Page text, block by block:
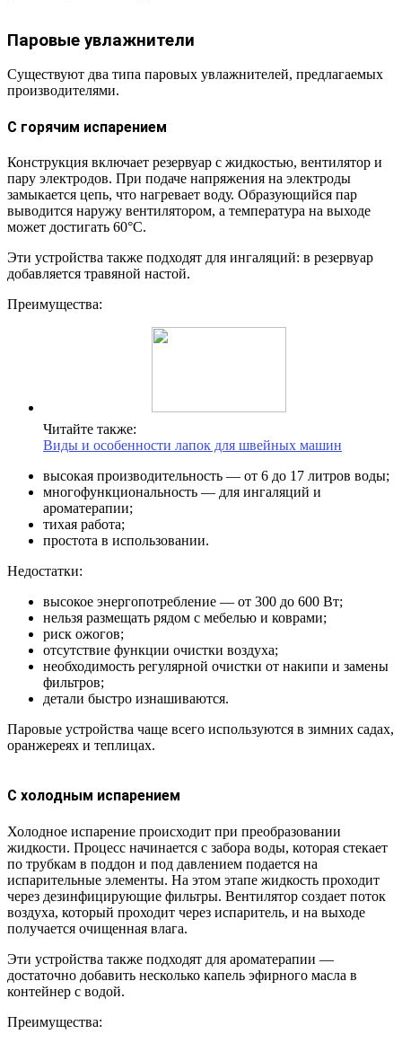
Паровые увлажнители
Существуют два типа паровых увлажнителей, предлагаемых
производителями.
С горячим испарением
Конструкция включает резервуар с жидкостью, вентилятор и
пару электродов. При подаче напряжения на электроды
замыкается цепь, что нагревает воду. Образующийся пар
выводится наружу вентилятором, а температура на выходе
может достигать 60°С.
Эти устройства также подходят для ингаляций: в резервуар
добавляется травяной настой.
Преимущества:
Читайте также:
Виды и особенности лапок для швейных машин
высокая производительность — от 6 до 17 литров воды;
многофункциональность — для ингаляций и
ароматерапии;
тихая работа;
простота в использовании.
Недостатки:
высокое энергопотребление — от 300 до 600 Вт;
нельзя размещать рядом с мебелью и коврами;
риск ожогов;
отсутствие функции очистки воздуха;
необходимость регулярной очистки от накипи и замены
фильтров;
детали быстро изнашиваются.
Паровые устройства чаще всего используются в зимних садах,
оранжереях и теплицах.
С холодным испарением
Холодное испарение происходит при преобразовании
жидкости. Процесс начинается с забора воды, которая стекает
по трубкам в поддон и под давлением подается на
испарительные элементы. На этом этапе жидкость проходит
через дезинфицирующие фильтры. Вентилятор создает поток
воздуха, который проходит через испаритель, и на выходе
получается очищенная влага.
Эти устройства также подходят для ароматерапии —
достаточно добавить несколько капель эфирного масла в
контейнер с водой.
Преимущества: